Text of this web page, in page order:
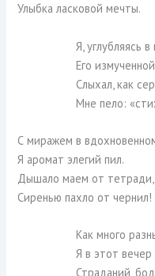
Улыбка ласковой мечты.
Я, углубляясь
Его
Слыхал, как
Мне пело:
С миражем в
Я аромат элегий пил.
Дышало маем от тетради,
Сиренью пахло от чернил!
Как много
Я в этот вечер
Страданий,